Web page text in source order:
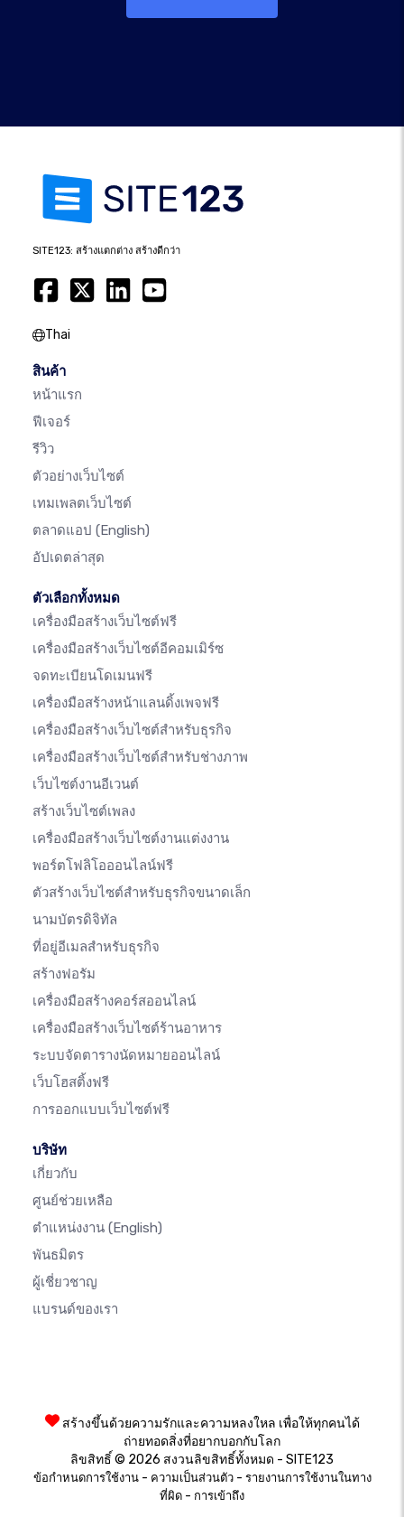
SITE123: สร้างแตกต่าง สร้างดีกว่า
Thai
สินค้า
หน้าแรก
ฟีเจอร์
รีวิว
ตัวอย่างเว็บไซต์
เทมเพลตเว็บไซต์
ตลาดแอป (English)
อัปเดตล่าสุด
ตัวเลือกทั้งหมด
เครื่องมือสร้างเว็บไซต์ฟรี
เครื่องมือสร้างเว็บไซต์อีคอมเมิร์ซ
จดทะเบียนโดเมนฟรี
เครื่องมือสร้างหน้าแลนดิ้งเพจฟรี
เครื่องมือสร้างเว็บไซต์สำหรับธุรกิจ
เครื่องมือสร้างเว็บไซต์สำหรับช่างภาพ
เว็บไซต์งานอีเวนต์
สร้างเว็บไซต์เพลง
เครื่องมือสร้างเว็บไซต์งานแต่งงาน
พอร์ตโฟลิโอออนไลน์ฟรี
ตัวสร้างเว็บไซต์สำหรับธุรกิจขนาดเล็ก
นามบัตรดิจิทัล
ที่อยู่อีเมลสำหรับธุรกิจ
สร้างฟอรัม
เครื่องมือสร้างคอร์สออนไลน์
เครื่องมือสร้างเว็บไซต์ร้านอาหาร
ระบบจัดตารางนัดหมายออนไลน์
เว็บโฮสติ้งฟรี
การออกแบบเว็บไซต์ฟรี
บริษัท
เกี่ยวกับ
ศูนย์ช่วยเหลือ
ตำแหน่งงาน (English)
พันธมิตร
ผู้เชี่ยวชาญ
แบรนด์ของเรา
สร้างขึ้นด้วยความรักและความหลงใหล เพื่อให้ทุกคนได้
ถ่ายทอดสิ่งที่อยากบอกกับโลก
ลิขสิทธิ์ © 2026 สงวนลิขสิทธิ์ทั้งหมด - SITE123
ข้อกำหนดการใช้งาน- ความเป็นส่วนตัว- รายงานการใช้งานในทาง
ที่ผิด - การเข้าถึง